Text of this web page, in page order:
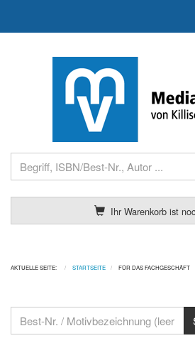
Ihr Warenkorb ist
AKTUELLE SEITE: STARTSEITE FÜR DAS FACHGESCHÄFT